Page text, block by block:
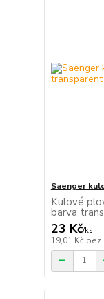
Saenger
Kulové
barva
23 Kč/ks
19,01 Kč bez